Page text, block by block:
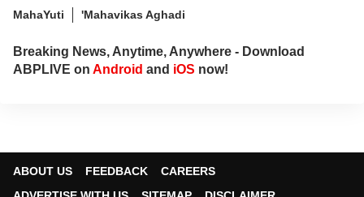
MahaYuti
'Mahavikas Aghadi
Breaking News, Anytime, Anywhere - Download
ABPLIVE on Android and iOS now!
ABOUT US FEEDBACK
CAREERS